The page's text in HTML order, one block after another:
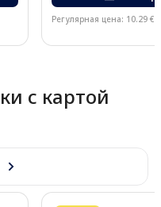
Регулярная цена: 10.29 €
с картой